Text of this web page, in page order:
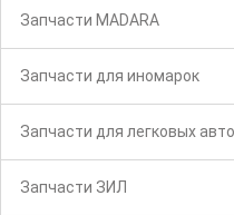
Запчасти MADARA
Запчасти для иномарок
Запчасти для легковых
Запчасти ЗИЛ